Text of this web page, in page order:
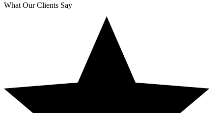
What Our Clients Say